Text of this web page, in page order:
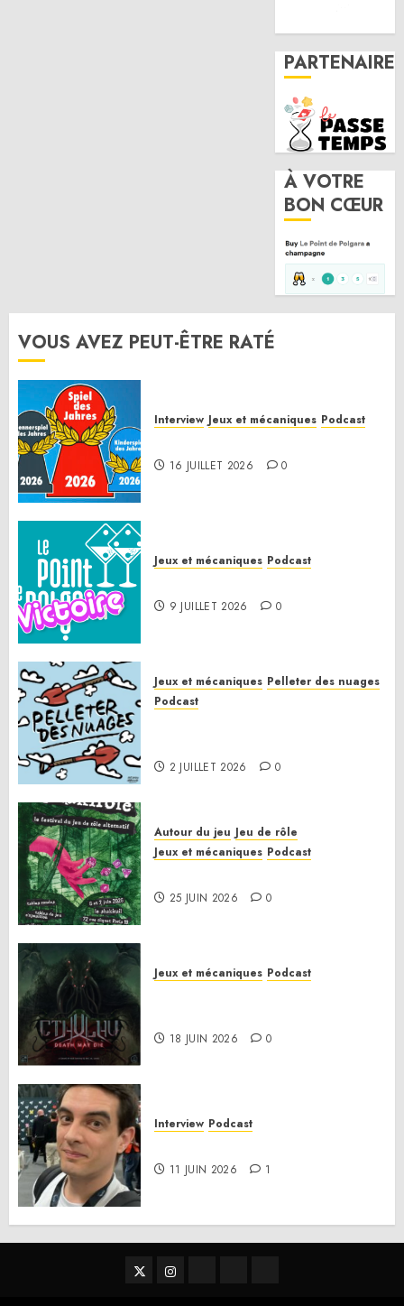
PARTENAIRE
À VOTRE
BON CŒUR
VOUS AVEZ PEUT-ÊTRE RATÉ
Interview Jeux et mécaniques Podcast
16 JUILLET 2026 0
Jeux et mécaniques Podcast
9 JUILLET 2026 0
Jeux et mécaniques Pelleter des nuages
Podcast
2 JUILLET 2026 0
Autour du jeu Jeu de rôle
Jeux et mécaniques Podcast
25 JUIN 2026 0
Jeux et mécaniques Podcast
18 JUIN 2026 0
Interview Podcast
11 JUIN 2026 1
TwitterInstagram